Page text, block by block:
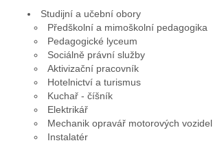
Studijní a učební obory
Předškolní a mimoškolní pedagogika
Pedagogické lyceum
Sociálně právní služby
Aktivizační pracovník
Hotelnictví a turismus
Kuchař - číšník
Elektrikář
Mechanik opravář motorových vozidel
Instalatér